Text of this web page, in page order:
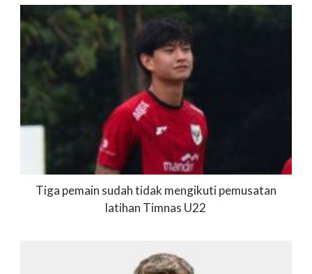
Tiga pemain sudah tidak mengikuti pemusatan
latihan Timnas U22